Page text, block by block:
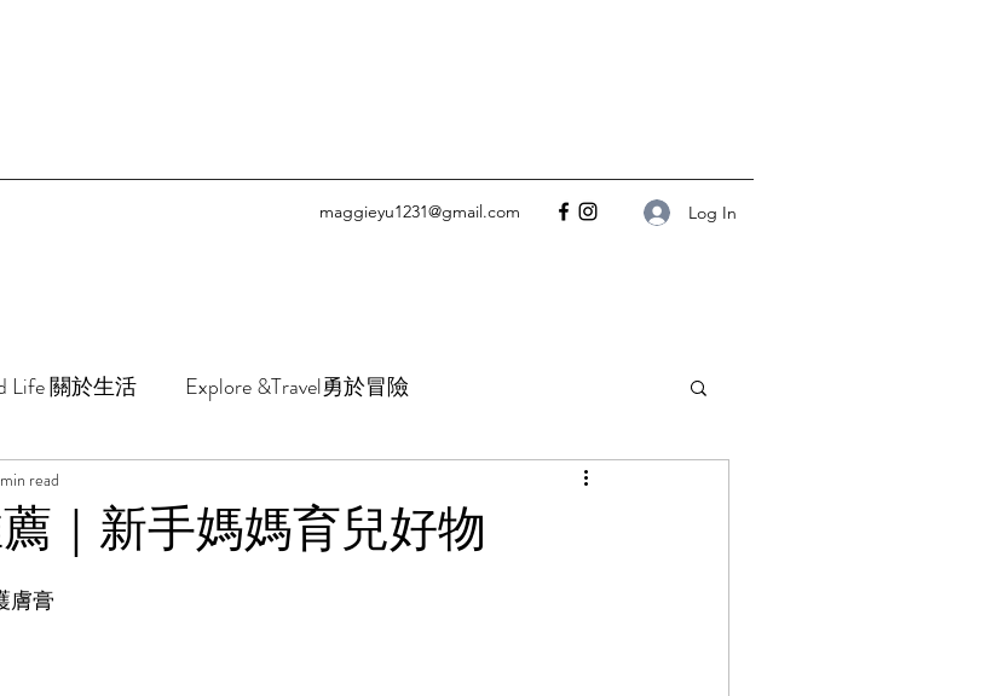
maggieyu1231@gmail.com Log In
Life 關於生活 Explore &Travel勇於冒險
健康與美麗是息息相關的
｜新手媽媽育兒好物
read
膚膏